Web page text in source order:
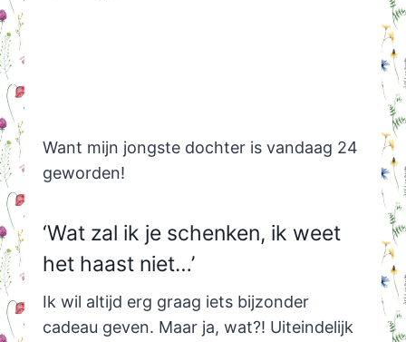
Want mijn jongste dochter is vandaag 24
geworden!
‘Wat zal ik je schenken, ik weet
het haast niet…’
Ik wil altijd erg graag iets bijzonder
cadeau geven. Maar ja, wat?! Uiteindelijk